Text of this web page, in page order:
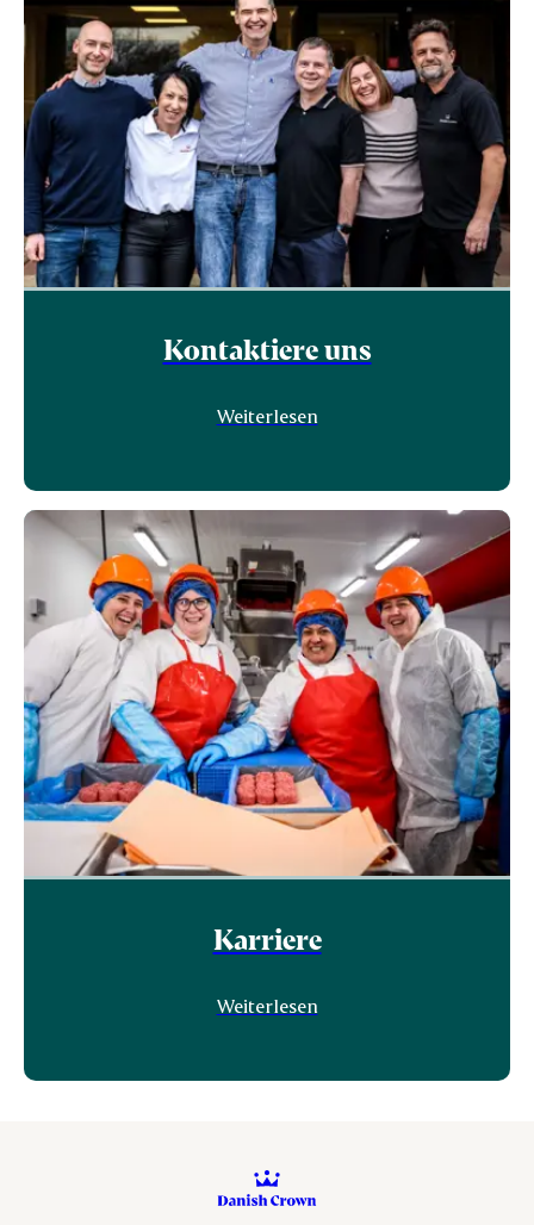
Kontaktiere uns
Weiterlesen
Karriere
Weiterlesen